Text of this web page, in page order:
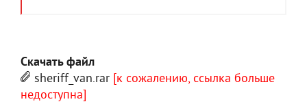
Скачать файл
sheriff_van.rar [к сожалению, ссылка больше
недоступна]